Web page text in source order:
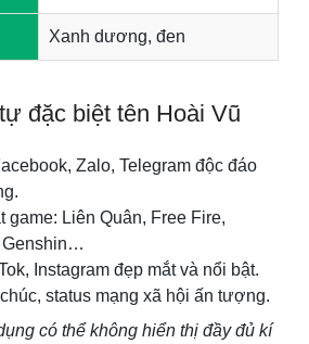
Xanh dương, đen
đặc biệt tên Hoài Vũ
Zalo, Telegram độc đáo
game: Liên Quân, Free Fire,
Genshin…
Instagram đẹp mắt và nổi bật.
status mạng xã hội ấn tượng.
có thể không hiển thị đầy đủ kí